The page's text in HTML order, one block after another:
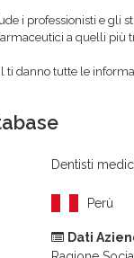
i professionisti e gli
a quelli più
ti danno tutte le
Dentisti
Perù
Dati